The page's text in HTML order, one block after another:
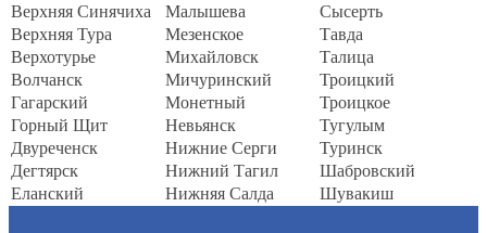
Верхняя Синячиха
Малышева
Сысерть
Верхняя Тура
Мезенское
Тавда
Верхотурье
Михайловск
Талица
Волчанск
Мичуринский
Троицкий
Гагарский
Монетный
Троицкое
Горный Щит
Невьянск
Тугулым
Двуреченск
Нижние Серги
Туринск
Дегтярск
Нижний Тагил
Шабровский
Еланский
Нижняя Салда Шувакиш